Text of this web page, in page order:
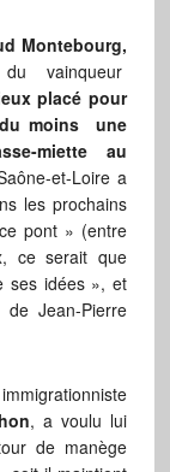
Montebourg,
vainqueur
placé pour
moins une
miette au
et-Loire a
les prochains
pont » (entre
ce serait que
ses idées », et
Jean-Pierre
, a voulu lui
de manège